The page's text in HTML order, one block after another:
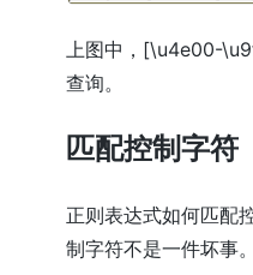
上图中，[\u4e00-
查询。
匹配控制字符
正则表达式如何匹配
制字符不是一件坏事。